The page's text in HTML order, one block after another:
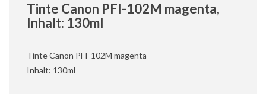
Tinte Canon PFI-102M magenta,
Inhalt: 130ml
Tinte Canon PFI-102M magenta
Inhalt: 130ml